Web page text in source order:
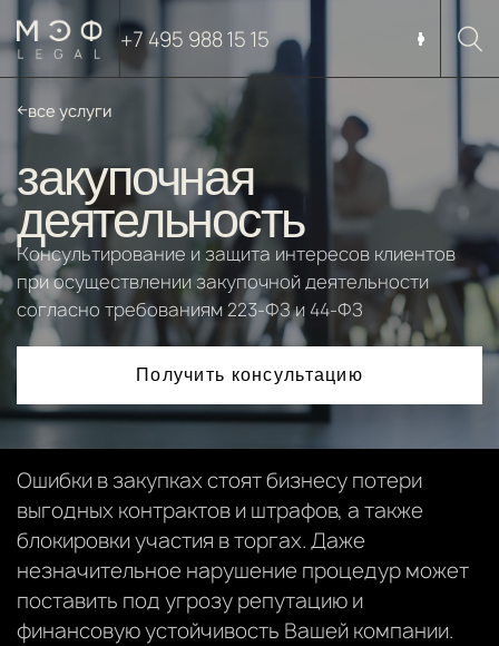
+7 495 988 15 15
все услуги
закупочная
деятельность
Консультирование и защита интересов клиентов
при осуществлении закупочной деятельности
согласно требованиям 223-ФЗ и 44-ФЗ
Получить консультацию
Ошибки в закупках стоят бизнесу потери
выгодных контрактов и штрафов, а также
блокировки участия в торгах. Даже
незначительное нарушение процедур может
поставить под угрозу репутацию и
финансовую устойчивость Вашей компании.